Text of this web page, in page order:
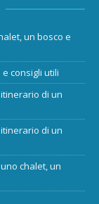
un bosco e
consigli utili
di un
di un
chalet, un